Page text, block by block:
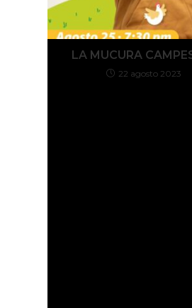
LA MUCURA
22 agosto 2023